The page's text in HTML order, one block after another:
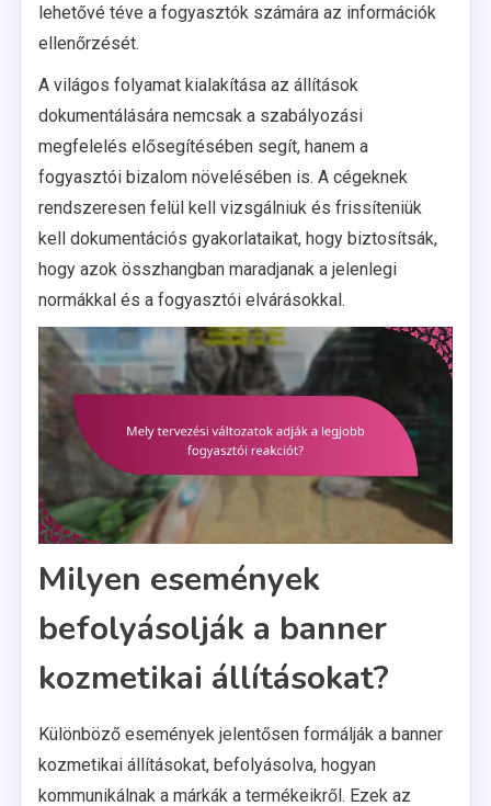
lehetővé téve a fogyasztók számára az információk
ellenőrzését.
A világos folyamat kialakítása az állítások
dokumentálására nemcsak a szabályozási
megfelelés elősegítésében segít, hanem a
fogyasztói bizalom növelésében is. A cégeknek
rendszeresen felül kell vizsgálniuk és frissíteniük
kell dokumentációs gyakorlataikat, hogy biztosítsák,
hogy azok összhangban maradjanak a jelenlegi
normákkal és a fogyasztói elvárásokkal.
Milyen események
befolyásolják a banner
kozmetikai állításokat?
Különböző események jelentősen formálják a banner
kozmetikai állításokat, befolyásolva, hogyan
kommunikálnak a márkák a termékeikről. Ezek az